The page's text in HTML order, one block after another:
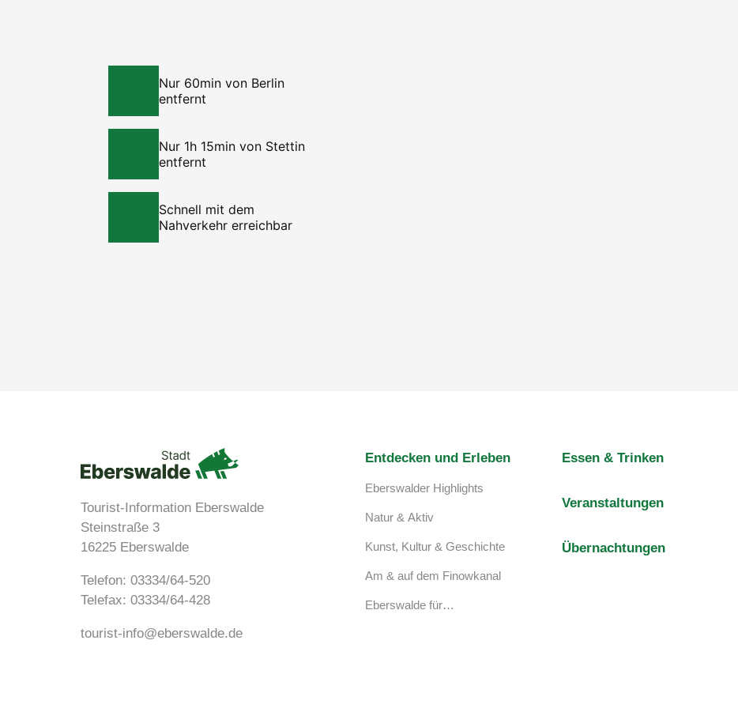
Nur 60min von Berlin
entfernt
Nur 1h 15min von Stettin
entfernt
Schnell mit dem
Nahverkehr erreichbar
Tourist-Information Eberswalde
Steinstraße 3
16225 Eberswalde
Telefon: 03334/64-520
Telefax: 03334/64-428
tourist-info@eberswalde.de
Entdecken und Erleben
Eberswalder Highlights
Natur & Aktiv
Kunst, Kultur & Geschichte
Am & auf dem Finowkanal
Eberswalde für…
Essen & Trinken
Veranstaltungen
Übernachtungen